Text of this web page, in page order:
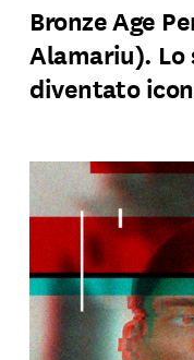
Bronze Age
Alamariu).
diventato